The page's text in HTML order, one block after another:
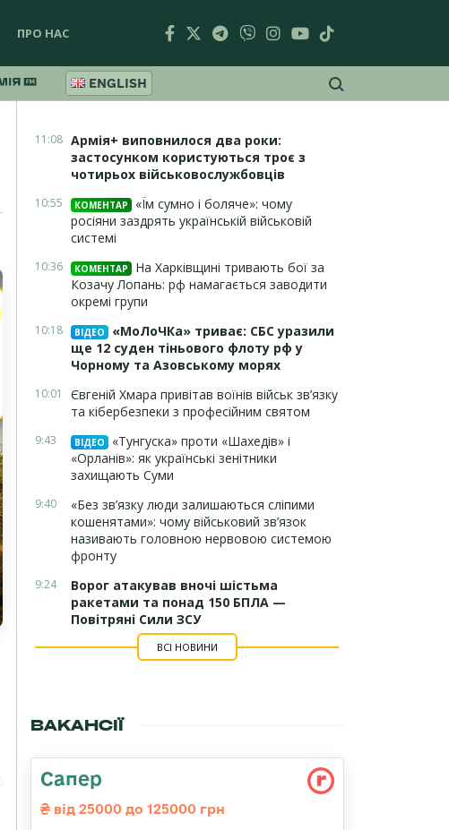
ПРО НАС
ENGLISH
11:08 Армія+ виповнилося два роки:
застосунком користуються троє з
чотирьох військовослужбовців
10:55 КОМЕНТАР
«Їм сумно і боляче»: чому
росіяни заздрять українській військовій
системі
10:36 КОМЕНТАР
На Харківщині тривають бої за
Козачу Лопань: рф намагається заводити
окремі групи
10:18 ВІДЕО
«МоЛоЧКа» триває: СБС уразили
ще 12 суден тіньового флоту рф у
Чорному та Азовському морях
10:01
Євгеній Хмара привітав воїнів військ зв’язку
та кібербезпеки з професійним святом
9:43 ВІДЕО
«Тунгуска» проти «Шахедів» і
«Орланів»: як українські зенітники
захищають Суми
9:40
«Без зв’язку люди залишаються сліпими
кошенятами»: чому військовий зв’язок
називають головною нервовою системою
фронту
9:24
Ворог атакував вночі шістьма
ракетами та понад 150 БПЛА —
Повітряні Сили ЗСУ
ВСІ НОВИНИ
ВАКАНСІЇ
Сапер
від 25000 до 125000 грн